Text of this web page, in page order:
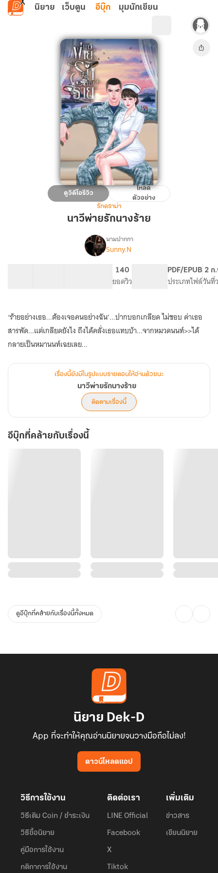
ข้ามไปยังเนื้อหาหลัก
นิยาย เว็บตูน อีบุ๊ก มุมนักเขียน
นาวี
พ่าย
รัก
ดูวิดีโอรีวิว
โหลด
ตัวอย่าง
รักดราม่า
นาวีพ่ายรักนางร้าย
เรื่อง
พ่าย
รัก
นาง
นามปากกา
Sunny.N
140
ยอดวิว
PDF/EPUB
ประเภทไฟล์
2 ก
วันที่
‘ร้ายอย่างเธอ...ต้องเจอคนอย่างฉัน’...ปากบอกเกลียด ไม่ชอบ ด่าเธอ
สารพัด...แต่เกลียดยังไง ถึงได้คลั่งเธอแทบบ้า...จากหมวดนนท์>>ได้
กลายเป็นหมานนท์เฉยเลย...
เรื่องนี้ยังมีในรูปแบบรายตอนให้อ่านด้วยนะ
นาวีพ่ายรักนางร้าย
ติดตามเรื่องนี้
อีบุ๊กที่คล้ายกับเรื่องนี้
ดูอีบุ๊กที่คล้ายกับเรื่องนี้ทั้งหมด
นิยาย Dek-D
App ที่จะทำให้คุณอ่านนิยายจนวางมือถือไม่ลง!
ดาวน์โหลดแอป
วิธีการใช้งาน
วิธีเติม Coin / ชำระเงิน
วิธีซื้อนิยาย
คู่มือการใช้งาน
กติกาการใช้งาน
ติดต่อเรา
LINE Official
Facebook
X
Tiktok
เพิ่มเติม
ข่าวสาร
เขียนนิยาย